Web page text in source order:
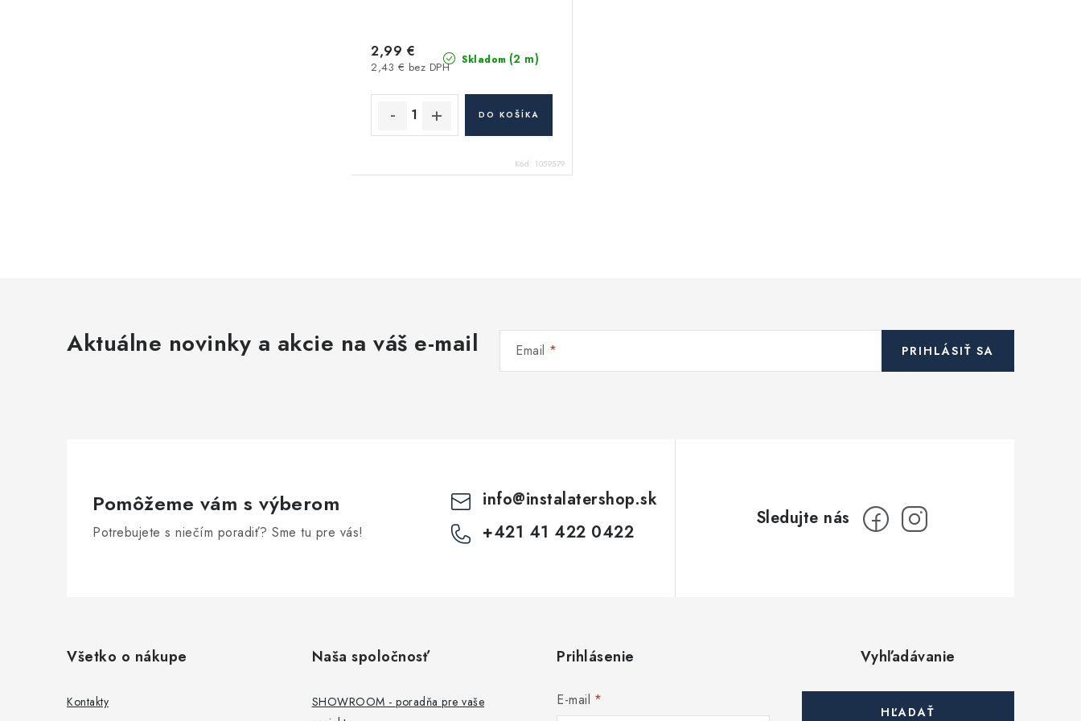
Skladom (2 m)
2,43 € bez DPH
2,99 €
DO KOŠÍKA
Kód: 1059579
d
v
p
i
Aktuálne novinky a akcie na váš e-mail Email PRIHLÁSIŤ SA
Pomôžeme vám s výberom
Potrebujete s niečím poradiť? Sme tu pre vás!
info@instalatershop.sk
+421 41 422 0422
Všetko o nákupe
Kontakty
Naša spoločnosť
SHOWROOM - poradňa pre vaše
Prihlásenie
E-mail
Vyhľadávanie
HĽADAŤ